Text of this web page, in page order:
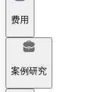
费用
案例研究